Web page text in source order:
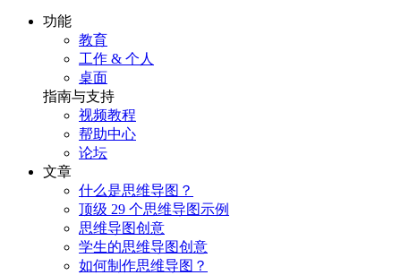
功能
教育
工作 & 个人
桌面
指南与支持
视频教程
帮助中心
论坛
文章
什么是思维导图？
顶级 29 个思维导图示例
思维导图创意
学生的思维导图创意
如何制作思维导图？